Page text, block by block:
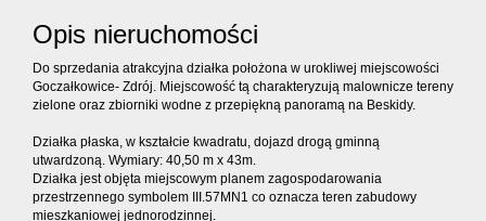
Opis nieruchomości
Do sprzedania atrakcyjna działka położona w urokliwej miejscowości
Goczałkowice- Zdrój. Miejscowość tą charakteryzują malownicze tereny
zielone oraz zbiorniki wodne z przepiękną panoramą na Beskidy.
Działka płaska, w kształcie kwadratu, dojazd drogą gminną
utwardzoną. Wymiary: 40,50 m x 43m.
Działka jest objęta miejscowym planem zagospodarowania
przestrzennego symbolem III.57MN1 co oznacza teren zabudowy
mieszkaniowej jednorodzinnej.